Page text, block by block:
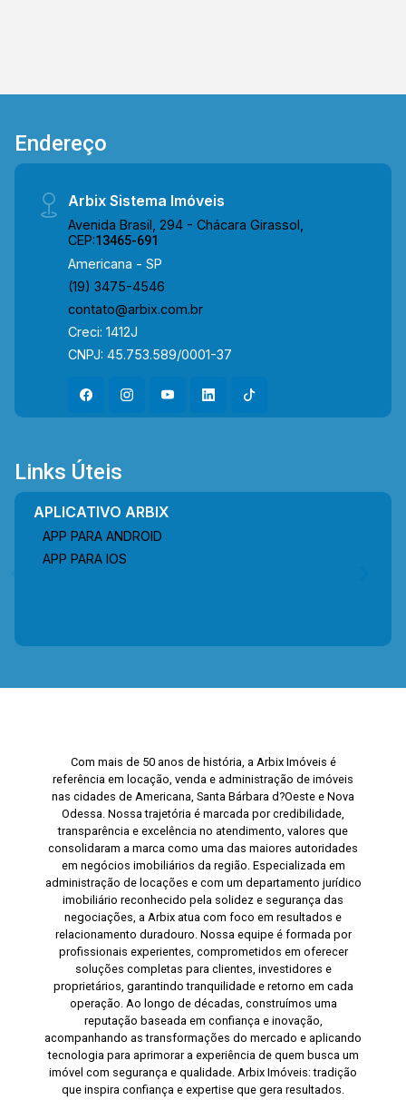
variados, com fácil acesso ao Tivoli Shopping,
proporcionando praticidade e conveniência no
dia a dia. Entre em contato com a equipe da
Arbix Imóveis e agende a sua visita!! WhatsApp
e Telefone: (19) 3475-4546 ARBIX IMÓVEIS -
Endereço
Arbix Sistema Imóveis
Avenida Brasil, 294 - Chácara Girassol,
CEP:13465-691
Americana - SP
(19) 3475-4546
contato@arbix.com.br
Creci: 1412J
CNPJ: 45.753.589/0001-37
Links Úteis
APLICATIVO ARBIX
APP PARA ANDROID
APP PARA IOS
Com mais de 50 anos de história, a Arbix Imóveis é
referência em locação, venda e administração de imóveis
nas cidades de Americana, Santa Bárbara d?Oeste e Nova
Odessa. Nossa trajetória é marcada por credibilidade,
transparência e excelência no atendimento, valores que
consolidaram a marca como uma das maiores autoridades
em negócios imobiliários da região. Especializada em
administração de locações e com um departamento jurídico
imobiliário reconhecido pela solidez e segurança das
negociações, a Arbix atua com foco em resultados e
relacionamento duradouro. Nossa equipe é formada por
profissionais experientes, comprometidos em oferecer
soluções completas para clientes, investidores e
proprietários, garantindo tranquilidade e retorno em cada
operação. Ao longo de décadas, construímos uma
reputação baseada em confiança e inovação,
acompanhando as transformações do mercado e aplicando
tecnologia para aprimorar a experiência de quem busca um
imóvel com segurança e qualidade. Arbix Imóveis: tradição
que inspira confiança e expertise que gera resultados.